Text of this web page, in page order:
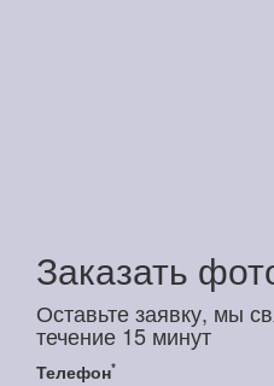
Заказать
Оставьте заявку, мы
течение 15 минут
Телефон*